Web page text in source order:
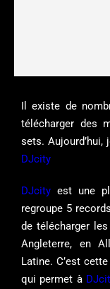
Il existe de
télécharger des
sets. Aujourd’hui,
DJcity
DJcity est une
regroupe 5
de télécharger
Angleterre, en
Latine. C’est
qui permet à